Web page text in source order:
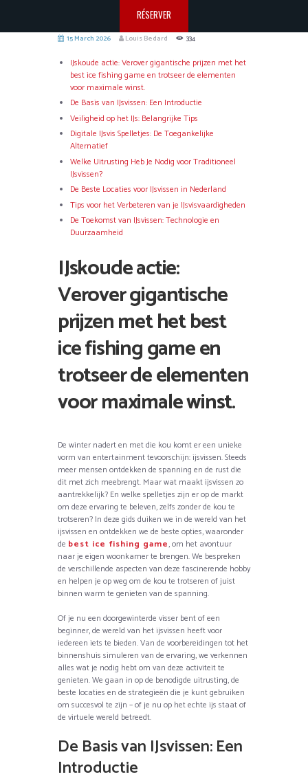
RÉSERVER
15 March 2026 Louis Bedard 334
IJskoude actie: Verover gigantische prijzen met het
best ice fishing game en trotseer de elementen
voor maximale winst.
De Basis van IJsvissen: Een Introductie
Veiligheid op het IJs: Belangrijke Tips
Digitale IJsvis Spelletjes: De Toegankelijke
Alternatief
Welke Uitrusting Heb Je Nodig voor Traditioneel
IJsvissen?
De Beste Locaties voor IJsvissen in Nederland
Tips voor het Verbeteren van je IJsvisvaardigheden
De Toekomst van IJsvissen: Technologie en
Duurzaamheid
IJskoude actie:
Verover gigantische
prijzen met het best
ice fishing game en
trotseer de elementen
voor maximale winst.
De winter nadert en met die kou komt er een unieke
vorm van entertainment tevoorschijn: ijsvissen. Steeds
meer mensen ontdekken de spanning en de rust die
dit met zich meebrengt. Maar wat maakt ijsvissen zo
aantrekkelijk? En welke spelletjes zijn er op de markt
om deze ervaring te beleven, zelfs zonder de kou te
trotseren? In deze gids duiken we in de wereld van het
ijsvissen en ontdekken we de beste opties, waaronder
de best ice fishing game, om het avontuur
naar je eigen woonkamer te brengen. We bespreken
de verschillende aspecten van deze fascinerende hobby
en helpen je op weg om de kou te trotseren of juist
binnen warm te genieten van de spanning.
Of je nu een doorgewinterde visser bent of een
beginner, de wereld van het ijsvissen heeft voor
iedereen iets te bieden. Van de voorbereidingen tot het
binnenshuis simuleren van de ervaring, we verkennen
alles wat je nodig hebt om van deze activiteit te
genieten. We gaan in op de benodigde uitrusting, de
beste locaties en de strategieën die je kunt gebruiken
om succesvol te zijn – of je nu op het echte ijs staat of
de virtuele wereld betreedt.
De Basis van IJsvissen: Een
Introductie